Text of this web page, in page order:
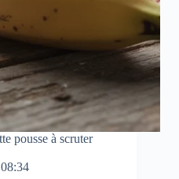
pousse à scruter